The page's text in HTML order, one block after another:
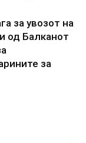
за увозот на
од Балканот
за